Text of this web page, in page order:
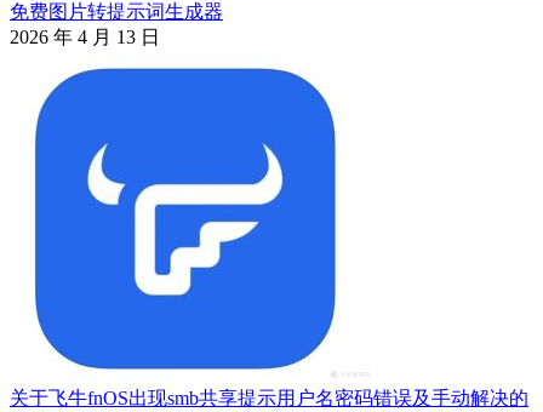
免费图片转提示词生成器
2026 年 4 月 13 日
关于飞牛fnOS出现smb共享提示用户名密码错误及手动解决的